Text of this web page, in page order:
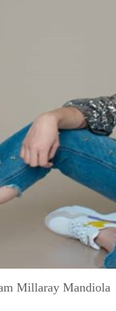
Millaray Mandiola